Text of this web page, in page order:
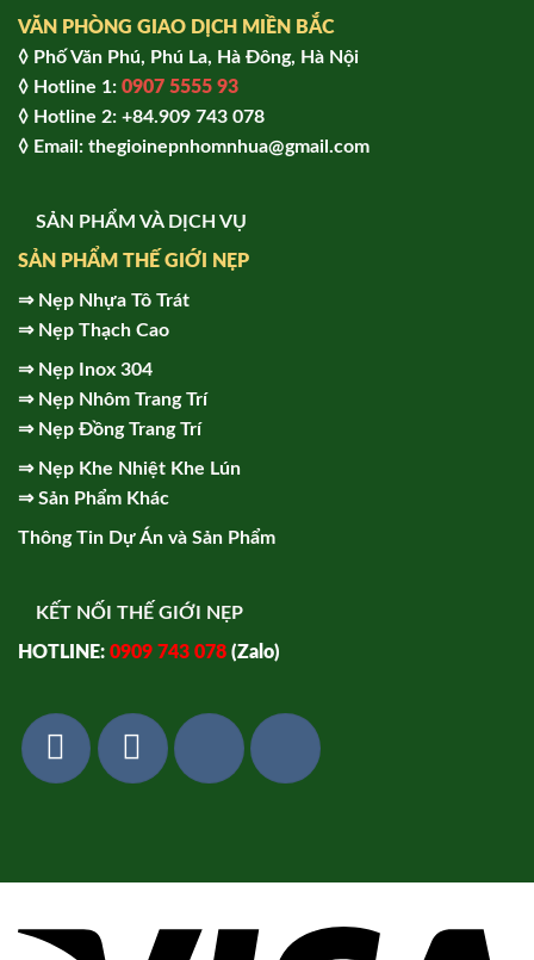
VĂN PHÒNG GIAO DỊCH MIỀN BẮC
◊ Phố Văn Phú, Phú La, Hà Đông, Hà Nội
◊ Hotline 1: 0907 5555 93
◊ Hot line 2: +84.909 743 078
◊ Email: thegioinepnhomnhua@gmail.com
SẢN PHẨM VÀ DỊCH VỤ
SẢN PHẨM THẾ GIỚI NẸP
⇒ Nẹp Nhựa Tô Trát
⇒ Nẹp Thạch Cao
⇒ Nẹp Inox 304
⇒ Nẹp Nhôm Trang Trí
⇒ Nẹp Đồng Trang Trí
⇒ Nẹp Khe Nhiệt Khe Lún
⇒Sản Phẩm Khác
Thông Tin Dự Án và Sản Phẩm
KẾT NỐI THẾ GIỚI NẸP
HOTLINE: 0909 743 078 (Zalo)